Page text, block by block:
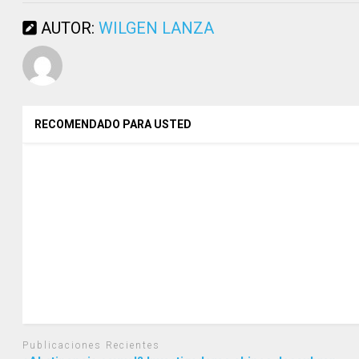
AUTOR:WILGEN LANZA
RECOMENDADO PARA USTED
Publicaciones Recientes